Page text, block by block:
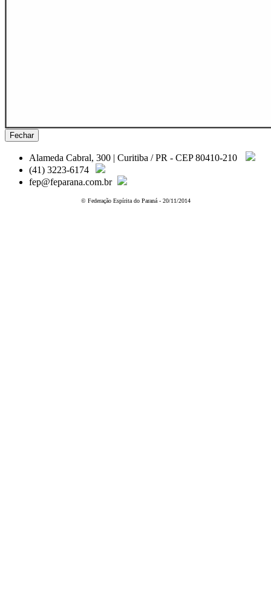
Fechar
Alameda Cabral, 300 | Curitiba / PR - CEP 80410-210
(41) 3223-6174
fep@feparana.com.br
© Federação Espírita do Paraná - 20/11/2014